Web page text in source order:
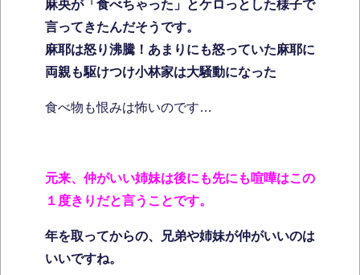
麻央が「食べちゃった」とケロっとした様子で
言ってきたんだそうです。
麻耶は怒り沸騰！あまりにも怒っていた麻耶に
両親も駆けつけ小林家は大騒動になった
食べ物も恨みは怖いのです…
元来、仲がいい姉妹は後にも先にも喧嘩はこの
１度きりだと言うことです。
年を取ってからの、兄弟や姉妹が仲がいいのは
いいですね。